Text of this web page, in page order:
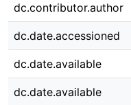
dc.contributor.author
dc.date.accessioned
dc.date.available
dc.date.available